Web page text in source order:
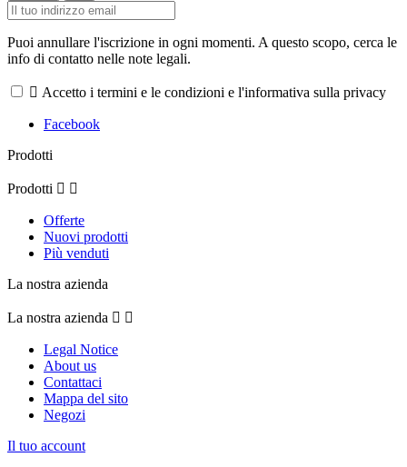
Puoi annullare l'iscrizione in ogni momenti. A questo scopo, cerca le
info di contatto nelle note legali.
 Accetto i termini e le condizioni e l'informativa sulla privacy
Facebook
Prodotti
Prodotti  
Offerte
Nuovi prodotti
Più venduti
La nostra azienda
La nostra azienda  
Legal Notice
About us
Contattaci
Mappa del sito
Negozi
Il tuo account